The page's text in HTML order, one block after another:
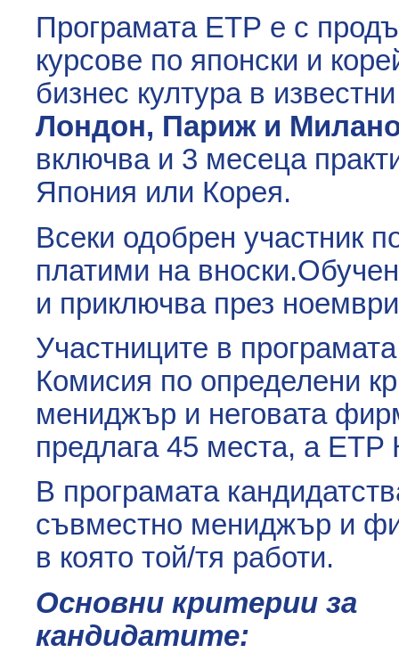
Програмата ЕТР е с
курсове по японски и
бизнес култура в
Лондон, Париж и
включва и 3 месеца
Япония или Корея.
Всеки одобрен участник
платими на
и приключва през
Участниците в
Комисия по определени
мениджър и неговата
предлага 45 места, а ETP
В програмата
съвместно мениджър и
в която той/тя работи.
Основни критерии за
кандидатите: